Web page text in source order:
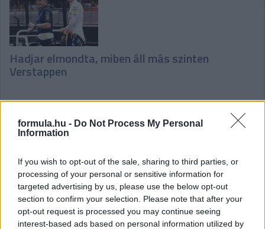
formula.hu - Do Not Process My Personal
Information
If you wish to opt-out of the sale, sharing to third parties, or
processing of your personal or sensitive information for
targeted advertising by us, please use the below opt-out
section to confirm your selection. Please note that after your
opt-out request is processed you may continue seeing
interest-based ads based on personal information utilized by
Hadjar elmondta, miben áll más szinten
Verstappen
Wolff: 70-80 pontot buktunk a kiesésekkel